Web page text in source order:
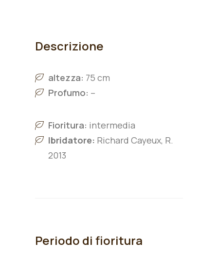
Descrizione
altezza: 75 cm
Profumo: –
Fioritura: intermedia
Ibridatore: Richard Cayeux, R.
2013
Periodo di fioritura